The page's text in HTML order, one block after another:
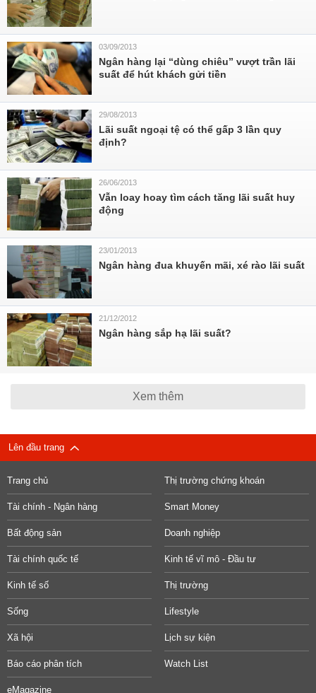
03/09/2013
Ngân hàng lại “dùng chiêu” vượt trần lãi
suất để hút khách gửi tiền
29/08/2013
Lãi suất ngoại tệ có thể gấp 3 lần quy
định?
26/06/2013
Vẫn loay hoay tìm cách tăng lãi suất huy
động
23/01/2013
Ngân hàng đua khuyến mãi, xé rào lãi suất
21/12/2012
Ngân hàng sắp hạ lãi suất?
Xem thêm
Lên đầu trang
Trang chủ Thị trường chứng khoán
Tài chính - Ngân hàng Smart Money
Bất động sản Doanh nghiệp
Tài chính quốc tế Kinh tế vĩ mô - Đầu tư
Kinh tế số Thị trường
Sống Lifestyle
Xã hội Lịch sự kiện
Báo cáo phân tích Watch List
eMagazine